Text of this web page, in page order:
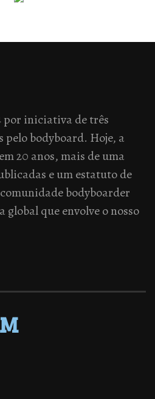
por iniciativa de três
pelo bodyboard. Hoje, a
20 anos, mais de uma
e um estatuto de
bodyboarder
que envolve o nosso